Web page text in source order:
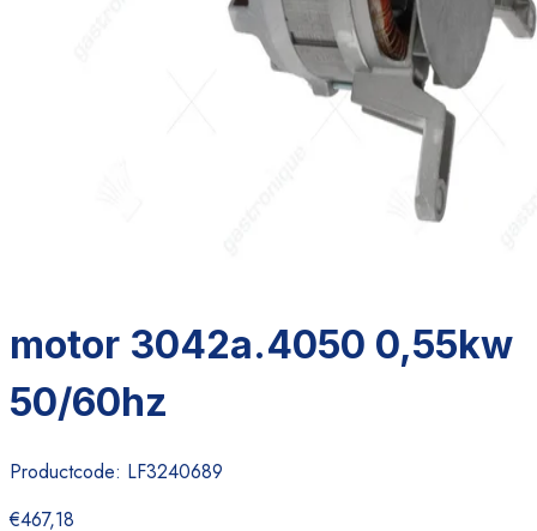
motor 3042a.4050 0,55kw
50/60hz
Productcode: LF3240689
€467,18